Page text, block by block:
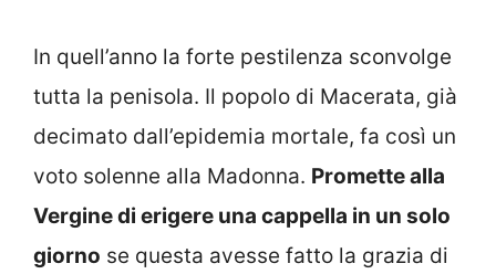
In quell’anno la forte pestilenza sconvolge
tutta la penisola. Il popolo di Macerata, già
decimato dall’epidemia mortale, fa così un
voto solenne alla Madonna. Promette alla
Vergine di erigere una cappella in un solo
giorno se questa avesse fatto la grazia di